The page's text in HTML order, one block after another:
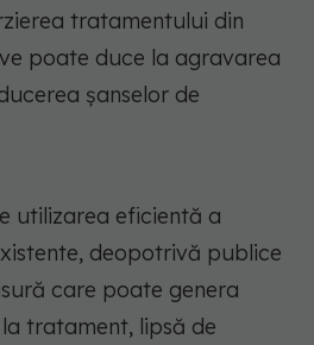
tratamentului din
poate duce la agravarea
șanselor de
utilizarea eficientă a
deopotrivă publice
care poate genera
tratament, lipsă de